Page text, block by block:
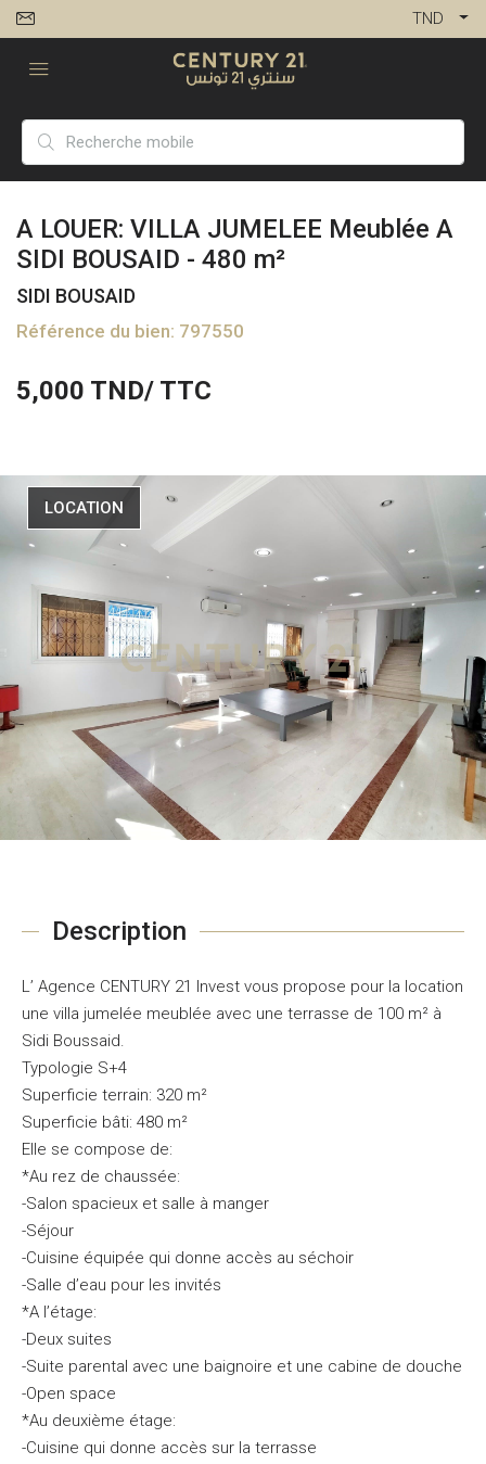
TND
A LOUER: VILLA JUMELEE Meublée A
SIDI BOUSAID - 480 m²
SIDI BOUSAID
Référence du bien: 797550
5,000 TND/ TTC
LOCATION
Description
L’ Agence CENTURY 21 Invest vous propose pour la location
une villa jumelée meublée avec une terrasse de 100 m² à
Sidi Boussaid.
Typologie S+4
Superficie terrain: 320 m²
Superficie bâti: 480 m²
Elle se compose de:
*Au rez de chaussée:
-Salon spacieux et salle à manger
-Séjour
-Cuisine équipée qui donne accès au séchoir
-Salle d’eau pour les invités
*A l’étage:
-Deux suites
-Suite parental avec une baignoire et une cabine de douche
-Open space
*Au deuxième étage:
-Cuisine qui donne accès sur la terrasse